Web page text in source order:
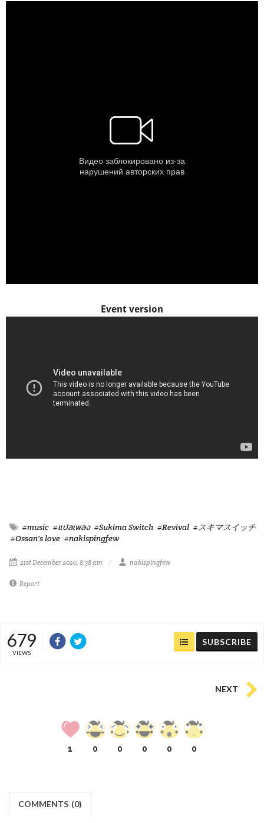
Event version
#music #แปลเพลง #Sukima Switch #Revival #スキマスイッチ
#Ossan's love #nakispingfew
21st December 2020, 8:38 am nakispingfew
Report
679
VIEWS
SUBSCRIBE
NEXT
1 0 0 0 0 0
COMMENTS (0)